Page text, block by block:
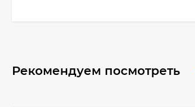
Рекомендуем посмотреть